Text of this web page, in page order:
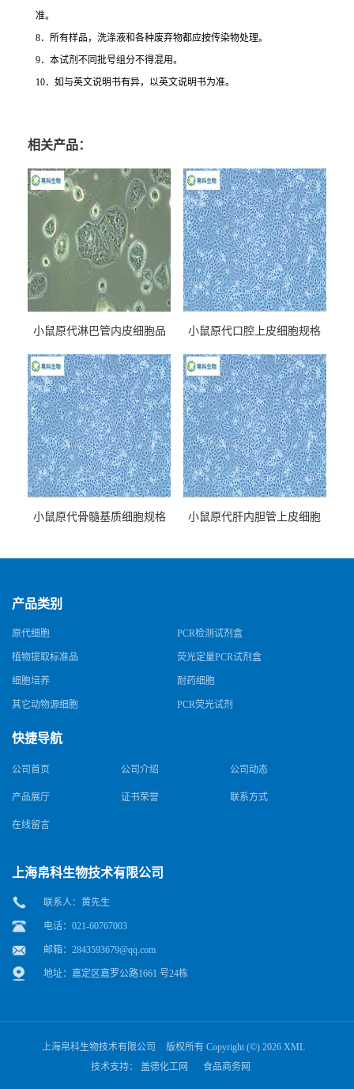
准。
8．所有样品，洗涤液和各种废弃物都应按传染物处理。
9．本试剂不同批号组分不得混用。
10．如与英文说明书有异，以英文说明书为准。
相关产品：
小鼠原代淋巴管内皮细胞品
小鼠原代口腔上皮细胞规格
小鼠原代骨髓基质细胞规格
小鼠原代肝内胆管上皮细胞
产品类别
原代细胞 PCR检测试剂盒
植物提取标准品 荧光定量PCR试剂盒
细胞培养 耐药细胞
其它动物源细胞 PCR荧光试剂
快捷导航
公司首页 公司介绍 公司动态
产品展厅 证书荣誉 联系方式
在线留言
上海帛科生物技术有限公司
联系人：黄先生
电话：021-60767003
邮箱： 2843593679@qq.com
地址：嘉定区嘉罗公路1661 号24栋
上海帛科生物技术有限公司 版权所有 Copyright (©) 2026 XML
技术支持： 盖德化工网 食品商务网